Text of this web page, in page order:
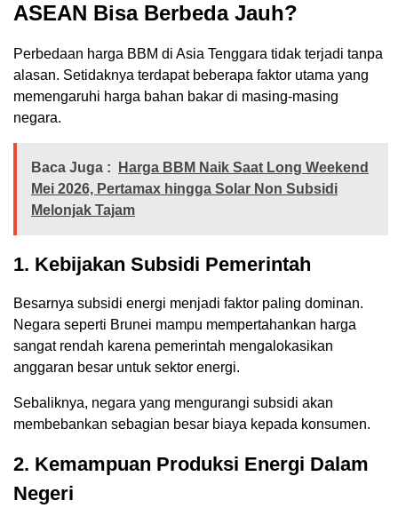
ASEAN Bisa Berbeda Jauh?
Perbedaan harga BBM di Asia Tenggara tidak terjadi tanpa
alasan. Setidaknya terdapat beberapa faktor utama yang
memengaruhi harga bahan bakar di masing-masing
negara.
Baca Juga :
Harga BBM Naik Saat Long Weekend
Mei 2026, Pertamax hingga Solar Non Subsidi
Melonjak Tajam
1. Kebijakan Subsidi Pemerintah
Besarnya subsidi energi menjadi faktor paling dominan.
Negara seperti Brunei mampu mempertahankan harga
sangat rendah karena pemerintah mengalokasikan
anggaran besar untuk sektor energi.
Sebaliknya, negara yang mengurangi subsidi akan
membebankan sebagian besar biaya kepada konsumen.
2. Kemampuan Produksi Energi Dalam
Negeri